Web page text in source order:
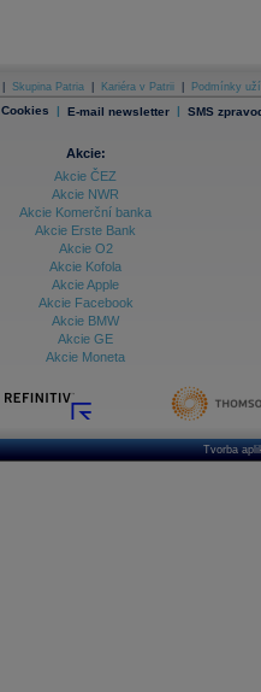
Skupina Patria Kariéra v Patrii Podmínky
Cookies | E-mail newsletter | SMS
Akcie:
Akcie ČEZ
Akcie NWR
Akcie Komerční banka
Akcie Erste Bank
Akcie O2
Akcie Kofola
Akcie Apple
Akcie Facebook
Akcie BMW
Akcie GE
Akcie Moneta
Tvorba